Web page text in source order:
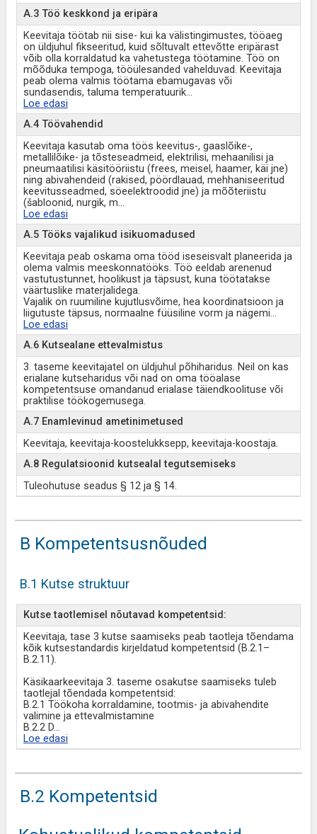
A.3 Töö keskkond ja eripära
Keevitaja töötab nii sise- kui ka välistingimustes, tööaeg
on üldjuhul fikseeritud, kuid sõltuvalt ettevõtte eripärast
võib olla korraldatud ka vahetustega töötamine. Töö on
mõõduka tempoga, tööülesanded vahelduvad. Keevitaja
peab olema valmis töötama ebamugavas või
sundasendis, taluma temperatuurik...
Loe edasi
A.4 Töövahendid
Keevitaja kasutab oma töös keevitus-, gaaslõike-,
metallilõike- ja tõsteseadmeid, elektrilisi, mehaanilisi ja
pneumaatilisi käsitööriistu (frees, meisel, haamer, käi jne)
ning abivahendeid (rakised, pöördlauad, mehhaniseeritud
keevitusseadmed, söeelektroodid jne) ja mõõteriistu
(šabloonid, nurgik, m...
Loe edasi
A.5 Tööks vajalikud isikuomadused
Keevitaja peab oskama oma tööd iseseisvalt planeerida ja
olema valmis meeskonnatööks. Töö eeldab arenenud
vastutustunnet, hoolikust ja täpsust, kuna töötatakse
väärtuslike materjalidega.
Vajalik on ruumiline kujutlusvõime, hea koordinatsioon ja
liigutuste täpsus, normaalne füüsiline vorm ja nägemi...
Loe edasi
A.6 Kutsealane ettevalmistus
3. taseme keevitajatel on üldjuhul põhiharidus. Neil on kas
erialane kutseharidus või nad on oma tööalase
kompetentsuse omandanud erialase täiendkoolituse või
praktilise töökogemusega.
A.7 Enamlevinud ametinimetused
Keevitaja, keevitaja-koostelukksepp, keevitaja-koostaja.
A.8 Regulatsioonid kutsealal tegutsemiseks
Tuleohutuse seadus § 12 ja § 14.
B Kompetentsusnõuded
B.1 Kutse struktuur
Kutse taotlemisel nõutavad kompetentsid:
Keevitaja, tase 3 kutse saamiseks peab taotleja tõendama
kõik kutsestandardis kirjeldatud kompetentsid (B.2.1–
B.2.11).
Käsikaarkeevitaja 3. taseme osakutse saamiseks tuleb
taotlejal tõendada kompetentsid:
B.2.1 Töökoha korraldamine, tootmis- ja abivahendite
valimine ja ettevalmistamine
B.2.2 D...
Loe edasi
B.2 Kompetentsid